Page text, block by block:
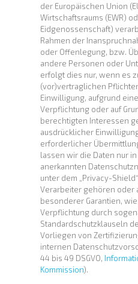
der Europäischen Union
Wirtschaftsraums (EWR)
Eidgenossenschaft)
Rahmen der
oder Offenlegung, bzw.
andere Personen oder
erfolgt dies nur, wenn es
(vor)vertraglichen
Einwilligung, aufgrund
Verpflichtung oder auf
berechtigten Interessen
ausdrücklicher
erforderlicher
lassen wir die Daten nur
anerkannten
unter dem „Privacy-
Verarbeiter gehören oder
besonderer Garantien,
Verpflichtung durch
Standardschutzklauseln
Vorliegen von
internen
44 bis 49 DSGVO,
Kommission).